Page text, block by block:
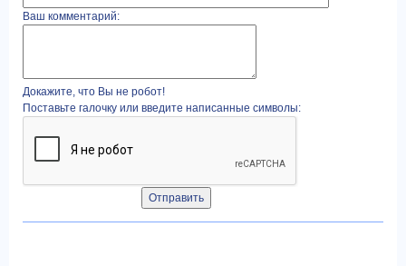
Ваш комментарий:
Докажите, что Вы не робот!
Поставьте галочку или введите написанные символы: